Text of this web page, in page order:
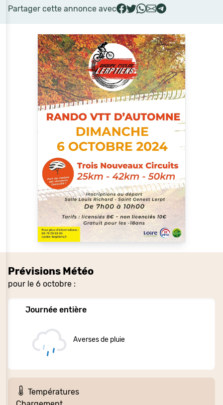
Prévisions Météo
pour le 6 octobre :
Journée entière
Averses de pluie
Températures
Partager cette annonce avec